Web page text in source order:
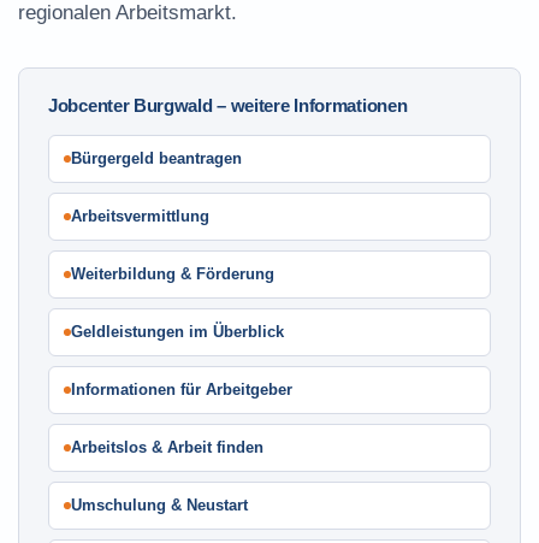
regionalen Arbeitsmarkt.
Jobcenter Burgwald – weitere Informationen
Bürgergeld beantragen
Arbeitsvermittlung
Weiterbildung & Förderung
Geldleistungen im Überblick
Informationen für Arbeitgeber
Arbeitslos & Arbeit finden
Umschulung & Neustart